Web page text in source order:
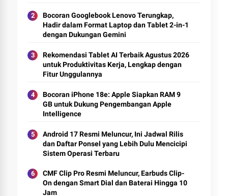
Bocoran Googlebook Lenovo Terungkap,
Hadir dalam Format Laptop dan Tablet 2-in-1
dengan Dukungan Gemini
Rekomendasi Tablet AI Terbaik Agustus 2026
untuk Produktivitas Kerja, Lengkap dengan
Fitur Unggulannya
Bocoran iPhone 18e: Apple Siapkan RAM 9
GB untuk Dukung Pengembangan Apple
Intelligence
Android 17 Resmi Meluncur, Ini Jadwal Rilis
dan Daftar Ponsel yang Lebih Dulu Mencicipi
Sistem Operasi Terbaru
CMF Clip Pro Resmi Meluncur, Earbuds Clip-
On dengan Smart Dial dan Baterai Hingga 10
Jam